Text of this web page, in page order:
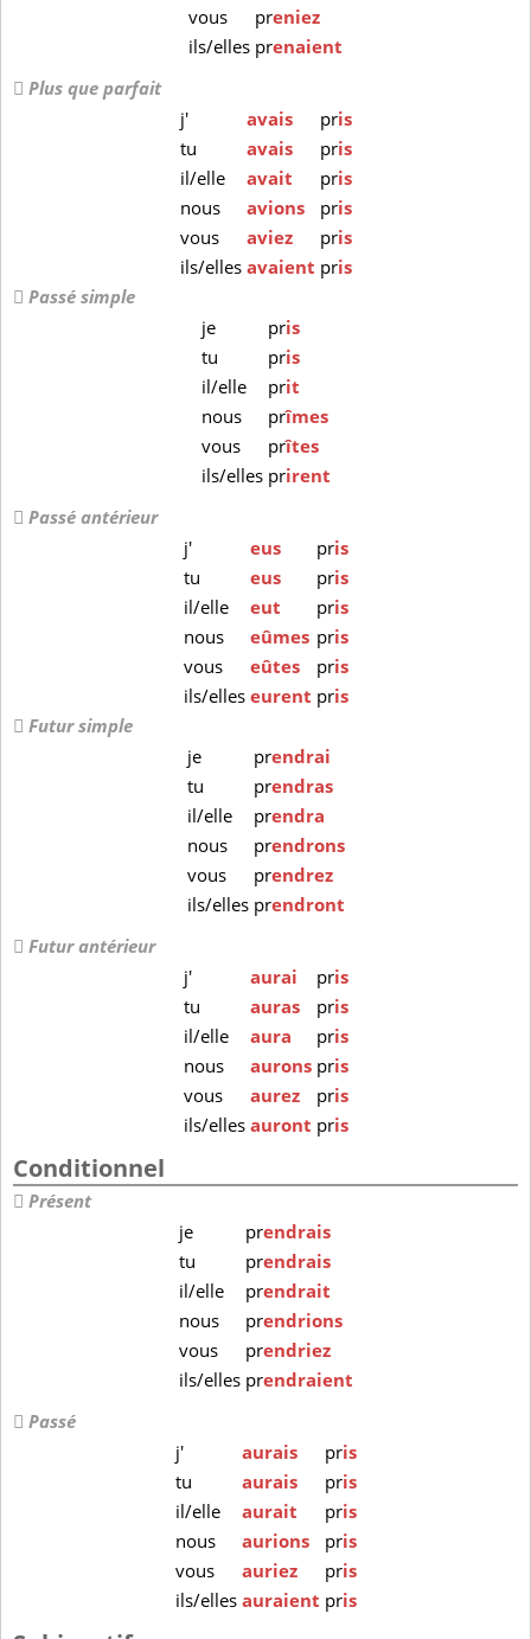
vous
preniez
ils/elles prenaient
Plus que parfait
j'
avais pris
tu
avais pris
il/elle
avait pris
nous
avions pris
vous
aviez pris
ils/elles avaient pris
Passé simple
je
pris
tu
pris
il/elle
prit
nous
prîmes
vous
prîtes
ils/elles prirent
Passé antérieur
j'
eus pris
tu
eus pris
il/elle
eut pris
nous
eûmes pris
vous
eûtes pris
ils/elles eurent pris
Futur simple
je
prendrai
tu
prendras
il/elle
prendra
nous
prendrons
vous
prendrez
ils/elles prendront
Futur antérieur
j'
aurai pris
tu
auras pris
il/elle
aura pris
nous
aurons pris
vous
aurez pris
ils/elles auront pris
Conditionnel
Présent
je
prendrais
tu
prendrais
il/elle
prendrait
nous
prendrions
vous
prendriez
ils/elles prendraient
Passé
j'
aurais pris
tu
aurais pris
il/elle
aurait pris
nous
aurions pris
vous
auriez pris
ils/elles auraient pris